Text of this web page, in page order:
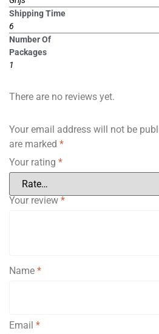
Shipping Time
6
Number Of
Packages
1
There are no reviews yet.
Your email address will not be
are marked *
Your rating *
Your review *
Name *
Email *